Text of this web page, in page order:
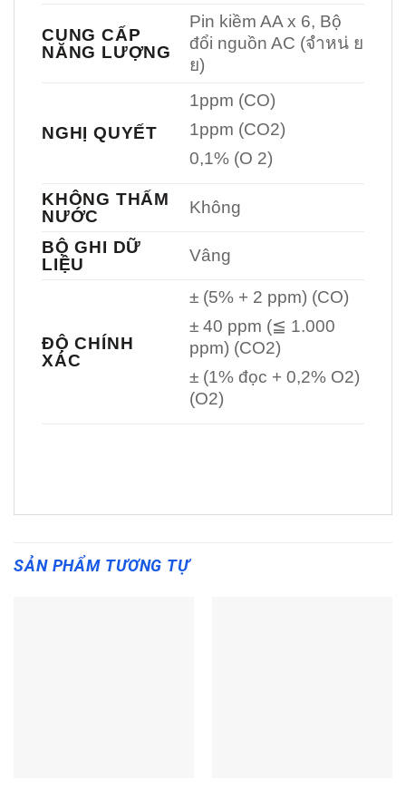
CUNG CẤP
NĂNG LƯỢNG
Pin kiềm AA x 6, Bộ
đổi nguồn AC (จำหน่ ย
ย)
NGHỊ QUYẾT
1ppm (CO)
1ppm (CO2)
0,1% (O 2)
KHÔNG THẤM
NƯỚC
Không
BỘ GHI DỮ
LIỆU
Vâng
ĐỘ CHÍNH
XÁC
± (5% + 2 ppm) (CO)
± 40 ppm (≦ 1.000
ppm) (CO2)
± (1% đọc + 0,2% O2)
(O2)
SẢN PHẨM TƯƠNG TỰ